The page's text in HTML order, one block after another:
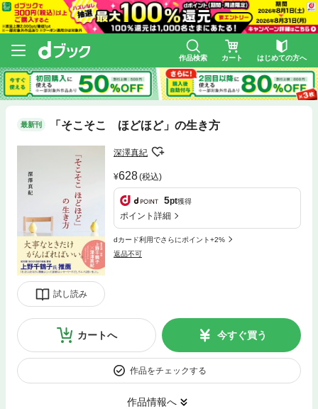
作品検索 カート はじめての方へ
最新刊 「そこそこ ほどほど」の生き方
試し読み
深澤真紀
628(税込)
5pt獲得
ポイント詳細
dカード利用でさらにポイント+2%
返品不可
カートへ 今すぐ買う
作品をチェックする
作品情報へ